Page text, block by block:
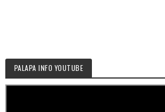
PALAPA INFO YOUTUBE